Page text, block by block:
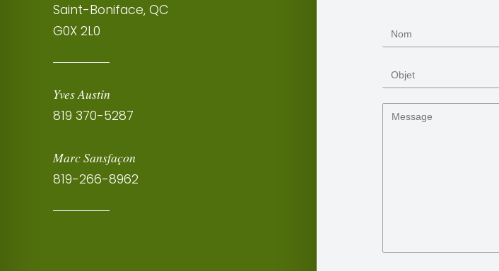
Saint-Boniface, QC
G0X 2L0
Yves Austin
819 370-5287
Marc Sansfaçon
819-266-8962